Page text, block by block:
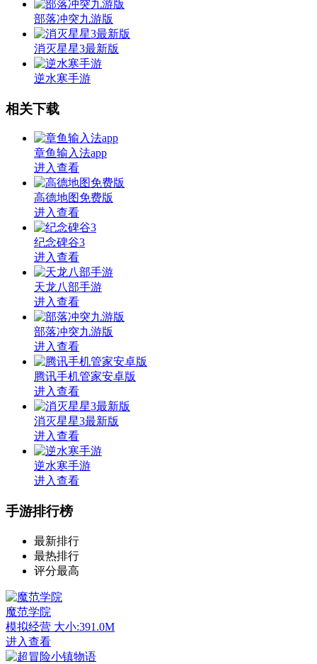
部落冲突九游版
消灭星星3最新版
逆水寒手游
相关下载
章鱼输入法app
进入查看
高德地图免费版
进入查看
纪念碑谷3
进入查看
天龙八部手游
进入查看
部落冲突九游版
进入查看
腾讯手机管家安卓版
进入查看
消灭星星3最新版
进入查看
逆水寒手游
进入查看
手游排行榜
最新排行
最热排行
评分最高
魔范学院
模拟经营 大小:391.0M
进入查看